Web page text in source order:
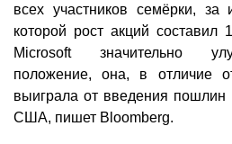
всех участников семёрки, за
которой рост акций составил
Microsoft значительно
положение, она, в отличие
выиграла от введения пошлин
США, пишет Bloomberg.